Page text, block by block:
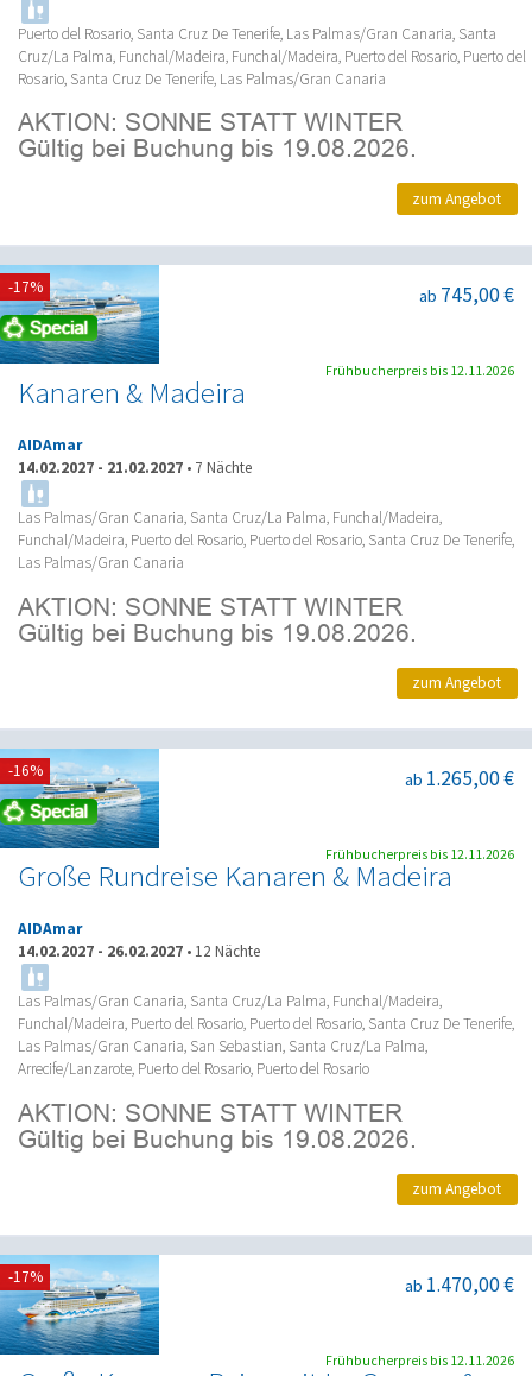
Puerto del Rosario, Santa Cruz De Tenerife, Las Palmas/Gran Canaria, Santa
Cruz/La Palma, Funchal/Madeira, Funchal/Madeira, Puerto del Rosario, Puerto del
Rosario, Santa Cruz De Tenerife, Las Palmas/Gran Canaria
zum Angebot
Kanaren & Madeira
ab 745,00 €
AIDAmar
14.02.2027 - 21.02.2027 • 7 Nächte
Las Palmas/Gran Canaria, Santa Cruz/La Palma, Funchal/Madeira,
Funchal/Madeira, Puerto del Rosario, Puerto del Rosario, Santa Cruz De Tenerife,
Las Palmas/Gran Canaria
-17%
Frühbucherpreis bis 12.11.2026
zum Angebot
Große Rundreise Kanaren & Madeira
ab 1.265,00 €
AIDAmar
14.02.2027 - 26.02.2027 • 12 Nächte
Las Palmas/Gran Canaria, Santa Cruz/La Palma, Funchal/Madeira,
Funchal/Madeira, Puerto del Rosario, Puerto del Rosario, Santa Cruz De Tenerife,
Las Palmas/Gran Canaria, San Sebastian, Santa Cruz/La Palma,
Arrecife/Lanzarote, Puerto del Rosario, Puerto del Rosario
-16%
Frühbucherpreis bis 12.11.2026
zum Angebot
ab 1.470,00 €
-17%
Frühbucherpreis bis 12.11.2026